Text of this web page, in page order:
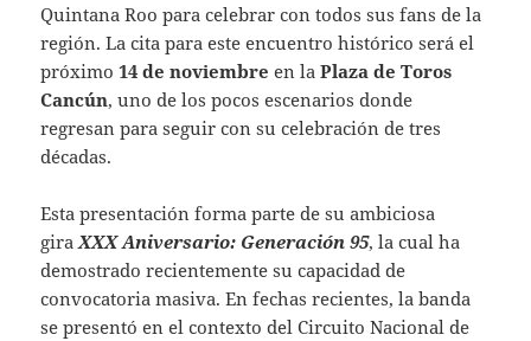
Quintana Roo para celebrar con todos sus fans de la
región. La cita para este encuentro histórico será el
próximo14 de noviembre en laPlaza de Toros
Cancún, uno de los pocos escenarios donde
regresan para seguir con su celebración de tres
décadas.
Esta presentación forma parte de su ambiciosa
giraXXX Aniversario: Generación 95, la cual ha
demostrado recientemente su capacidad de
convocatoria masiva. En fechas recientes, la banda
se presentó en el contexto del Circuito Nacional de